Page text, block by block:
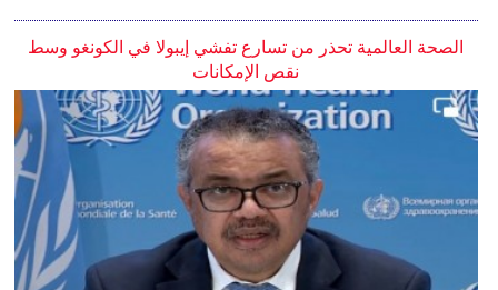
الصحة العالمية تحذر من تسارع تفشي إيبولا في الكونغو وسط
نقص الإمكانات